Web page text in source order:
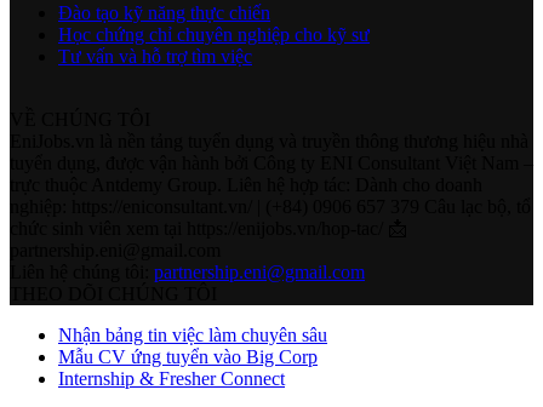
Đào tạo kỹ năng thực chiến
Học chứng chỉ chuyên nghiệp cho kỹ sư
Tư vấn và hỗ trợ tìm việc
partnership.eni@gmail.com
Nhận bảng tin việc làm chuyên sâu
Mẫu CV ứng tuyển vào Big Corp
Internship & Fresher Connect